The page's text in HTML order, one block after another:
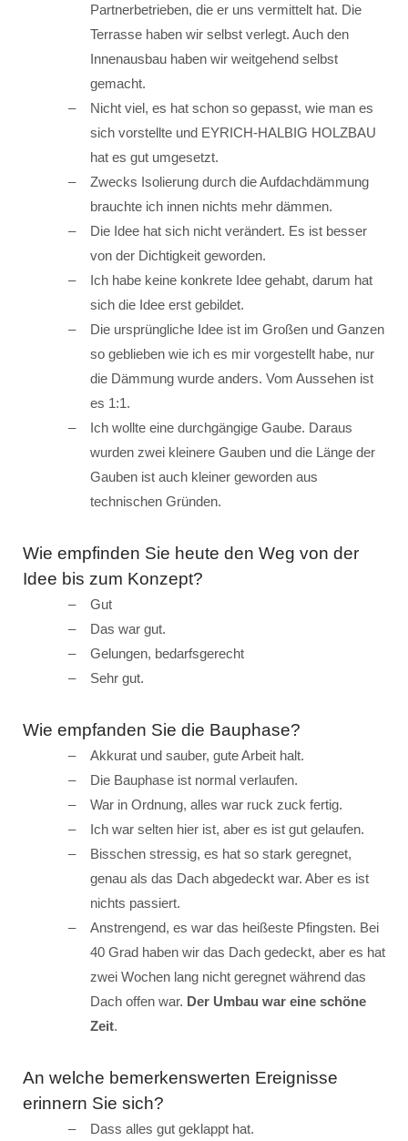
Partnerbetrieben, die er uns vermittelt hat. Die
Terrasse haben wir selbst verlegt. Auch den
Innenausbau haben wir weitgehend selbst
gemacht.
Nicht viel, es hat schon so gepasst, wie man es
sich vorstellte und EYRICH-HALBIG HOLZBAU
hat es gut umgesetzt.
Zwecks Isolierung durch die Aufdachdämmung
brauchte ich innen nichts mehr dämmen.
Die Idee hat sich nicht verändert. Es ist besser
von der Dichtigkeit geworden.
Ich habe keine konkrete Idee gehabt, darum hat
sich die Idee erst gebildet.
Die ursprüngliche Idee ist im Großen und Ganzen
so geblieben wie ich es mir vorgestellt habe, nur
die Dämmung wurde anders. Vom Aussehen ist
es 1:1.
Ich wollte eine durchgängige Gaube. Daraus
wurden zwei kleinere Gauben und die Länge der
Gauben ist auch kleiner geworden aus
technischen Gründen.
Wie empfinden Sie heute den Weg von der
Idee bis zum Konzept?
Gut
Das war gut.
Gelungen, bedarfsgerecht
Sehr gut.
Wie empfanden Sie die Bauphase?
Akkurat und sauber, gute Arbeit halt.
Die Bauphase ist normal verlaufen.
War in Ordnung, alles war ruck zuck fertig.
Ich war selten hier ist, aber es ist gut gelaufen.
Bisschen stressig, es hat so stark geregnet,
genau als das Dach abgedeckt war. Aber es ist
nichts passiert.
Anstrengend, es war das heißeste Pfingsten. Bei
40 Grad haben wir das Dach gedeckt, aber es hat
zwei Wochen lang nicht geregnet während das
Dach offen war. Der Umbau war eine schöne
Zeit.
An welche bemerkenswerten Ereignisse
erinnern Sie sich?
Dass alles gut geklappt hat.